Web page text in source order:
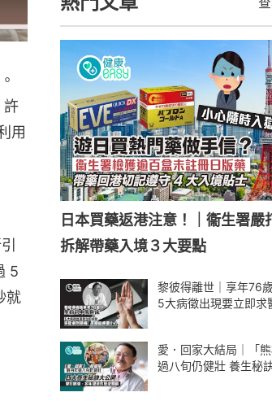
許
用
5
就
日本買藥返港注意！｜衞生署嚴
拆解帶藥入境３大要點
黎彼得離世｜享年76
5大病徵出現要立即求
愛．回家大結局｜「
過八旬仍健壯 養生秘